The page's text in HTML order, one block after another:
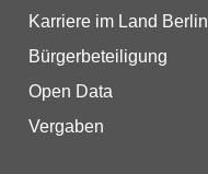
Karriere im Land Berlin
Bürgerbeteiligung
Open Data
Vergaben